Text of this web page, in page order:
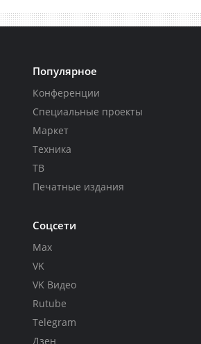
Популярное
Конференции
Специальные проекты
Маркет
Техника
ТВ
Печатные издания
Соцсети
Max
VK
VK Видео
Rutube
Telegram
Дзен